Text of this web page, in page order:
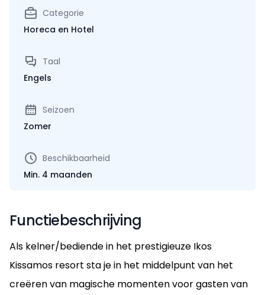
Categorie
Horeca en Hotel
Taal
Engels
Seizoen
Zomer
Beschikbaarheid
Min. 4 maanden
Functiebeschrijving
Als kelner/bediende in het prestigieuze Ikos
Kissamos resort sta je in het middelpunt van het
creëren van magische momenten voor gasten van